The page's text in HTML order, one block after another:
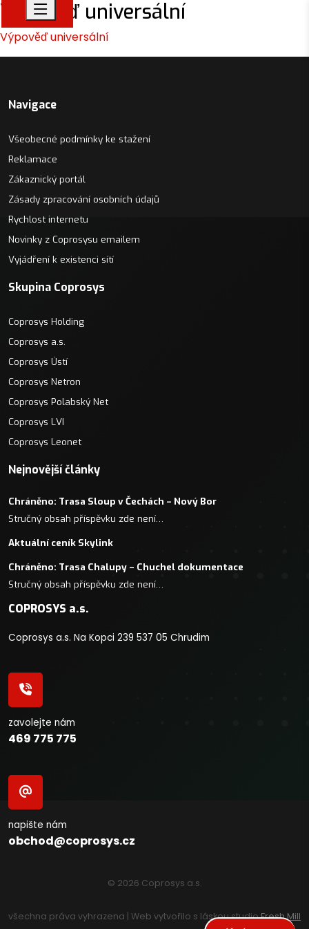
Výpověď universální
Výpověď universální
Navigace
Všeobecné podmínky ke stažení
Reklamace
Zákaznický portál
Zásady zpracování osobních údajů
Rychlost internetu
Novinky z Coprosysu emailem
Vyjádření k existenci sítí
Skupina Coprosys
Coprosys Holding
Coprosys a.s.
Coprosys Ústí
Coprosys Netron
Coprosys Polabský Net
Coprosys LVI
Coprosys Leonet
Nejnovější články
Chráněno: Trasa Sloup v Čechách – Nový Bor
Stručný obsah příspěvku zde není…
Aktuální ceník Skylink
Chráněno: Trasa Chalupy – Chuchel dokumentace
Stručný obsah příspěvku zde není…
COPROSYS a.s.
Coprosys a.s. Na Kopci 239 537 05 Chrudim
zavolejte nám
469 775 775
napište nám
obchod@coprosys.cz
© 2026 Coprosys a.s.
všechna práva vyhrazena | Web vytvořilo s láskou studioFresh Mill